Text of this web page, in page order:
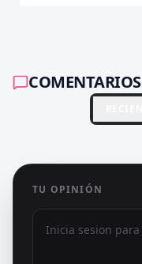
COMENTARIOS
TU OPINIÓN